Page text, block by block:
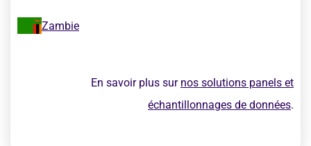
Zambie
En savoir plus sur nos solutions panels et
échantillonnages de données.